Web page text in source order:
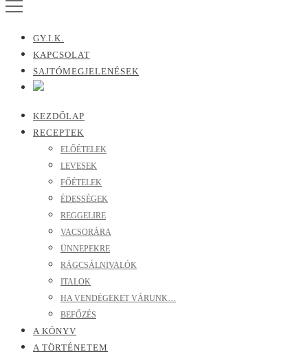
GY.I.K.
KAPCSOLAT
SAJTÓMEGJELENÉSEK
KEZDŐLAP
RECEPTEK
ELŐÉTELEK
LEVESEK
FŐÉTELEK
ÉDESSÉGEK
REGGELIRE
VACSORÁRA
ÜNNEPEKRE
RÁGCSÁLNIVALÓK
ITALOK
HA VENDÉGEKET VÁRUNK…
BEFŐZÉS
A KÖNYV
A TÖRTÉNETEM